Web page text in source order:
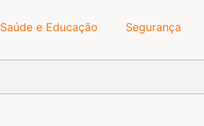
Saúde e Educação Segurança